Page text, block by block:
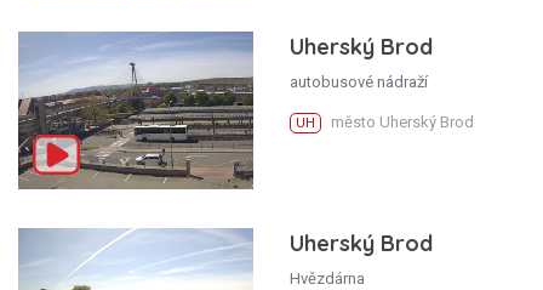
Uherský Brod
autobusové nádraží
UH město Uherský Brod
Uherský Brod
Hvězdárna